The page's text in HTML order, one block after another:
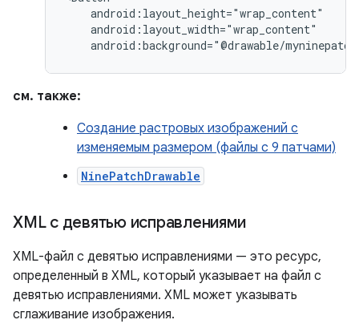
android:background="@drawable/
см. также:
Создание растровых изображений с
изменяемым размером (файлы с 9 патчами)
NinePatchDrawable
XML с девятью исправлениями
XML-файл с девятью исправлениями — это ресурс,
определенный в XML, который указывает на файл с
девятью исправлениями. XML может указывать
сглаживание изображения.